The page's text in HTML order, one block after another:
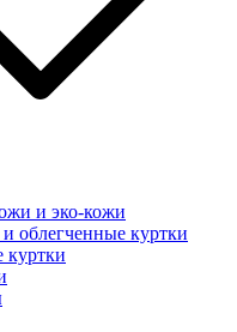
и эко-кожи
облегченные куртки
куртки